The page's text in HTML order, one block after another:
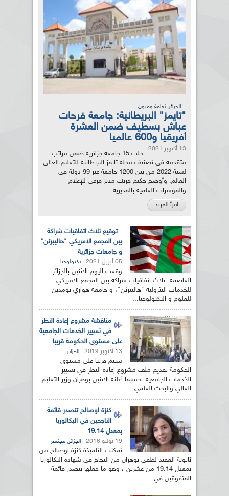
الجزائر,ثقافة وفنون
"تايمز" البريطانية: جامعة فرحات
عباش بسطيف ضمن العشرة
أفريقيا و600 عالميا
13 أكتوبر 2021
حلت 15 جامعة جزائرية ضمن مراتب
متقدمة في تصنيف مجلة تايمز البريطانية للتعليم العالي
لسنة 2022 من بين 1200 جامعة عبر 99 دولة في
العالم. وأوضح حكيم حريك مدير فرعي للإعلام
والمؤشرات العلمية بالمديرية...
اقرأ المزيد
توقيع ثلاث اتفاقيات شراكة
بين المجمع الامريكي "هاليبرتن"
و جامعات جزائرية
05 أبريل 2021 تكنولوجيا
وقعت اليوم الاثنين بالجزائر
العاصمة، ثلاث اتفاقيات شراكة بين المجمع الامريكي
للخدمات البترولية "هاليبرتن"، و جامعة هواري بومدين
للعلوم و التكنولوجيا...
مناقشة مشروع إعادة النظر
في تسيير الخدمات الجامعية
على مستوى الحكومة قريبا
13 أكتوبر 2019 الجزائر
سيتم قريبا على مستوى
الحكومة تقديم ملف مشروع إعادة النظر في تسيير
الخدمات الجامعية، حسبما أعلنه الاثنين بوهران وزير التعليم
العالي والبحث العلمي...
كنزة اوصالح تتصدر قائمة
الناجحين في البكالوريا
بمعدل 19.14
19 يوليو 2016 الجزائر, مجتمع
تمكنت التلميذة كنزة اوصالح من
ثانوية العقيد لطفي بوهران من النجاح في شهادة البكالوريا
بمعدل 19.14 من عشرين ، وهو ما جعلها تتصدر قائمة
المتفوقين في...